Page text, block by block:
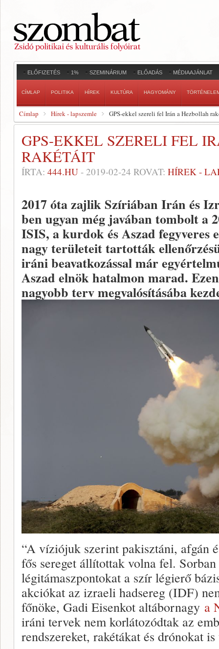
ELŐFIZETÉS 1% SZEMINÁRIUM ELŐADÁS MÉDIAAJÁNLAT
CÍMLAP POLITIKA HÍREK KULTÚRA HAGYOMÁNY
Címlap Hírek - lapszemle GPS-ekkel szereli fel Irán a Hezbollah
GPS-EKKEL SZERELI FEL
RAKÉTÁIT
ÍRTA: 444.HU - 2019-02-24 ROVAT: HÍREK -
2017 óta zajlik Szíriában Irán és
ben ugyan még javában tombolt a
ISIS, a kurdok és Aszad fegyveres
nagy területeit tartották
iráni beavatkozással már
Aszad elnök hatalmon marad.
nagyobb terv megvalósításába
“A víziójuk szerint pakisztáni, afgán
fős sereget állítottak volna fel.
légitámaszpontokat a szír légierő
akciókat az izraeli hadsereg (IDF)
főnöke, Gadi Eisenkot altábornagy a
iráni tervek nem korlátozódtak az
rendszereket, rakétákat és drónokat